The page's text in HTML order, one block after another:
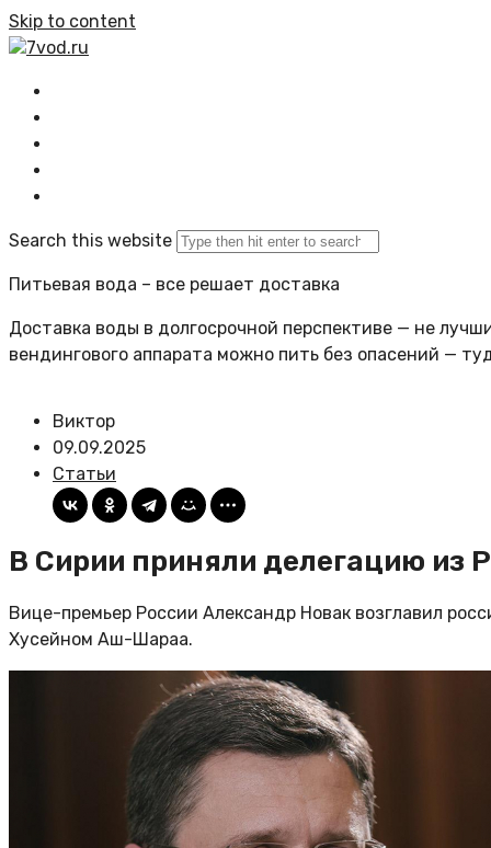
Skip to content
7vod.ru
Search this website
Питьевая вода – все решает доставка
Доставка воды в долгосрочной перспективе — не
вендингового аппарата можно пить без опасений —
Виктор
09.09.2025
Статьи
В Сирии приняли делегацию из
Вице-премьер России Александр Новак возглавил
Хусейном Аш-Шараа.